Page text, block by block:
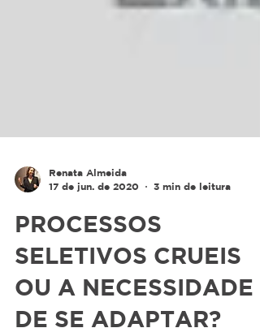
Renata Almeida
17 de jun. de 2020
3 min de leitura
PROCESSOS
SELETIVOS CRUEIS